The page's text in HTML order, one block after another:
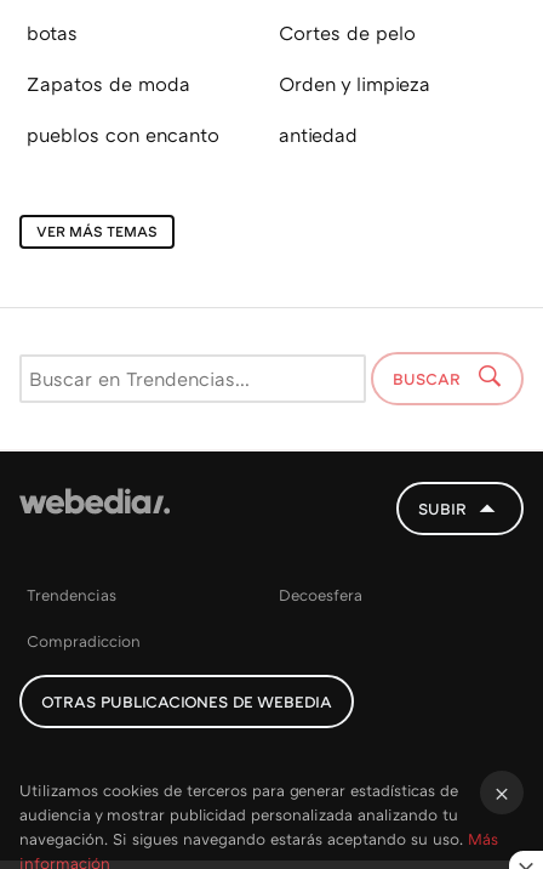
botas Cortes de pelo
Zapatos de moda Orden y limpieza
pueblos con encanto antiedad
VER MÁS TEMAS
BUSCAR
SUBIR
Trendencias Decoesfera
Compradiccion
OTRAS PUBLICACIONES DE WEBEDIA
Utilizamos cookies de terceros para generar estadísticas de
audiencia y mostrar publicidad personalizada analizando tu
navegación. Si sigues navegando estarás aceptando su uso. Más
información